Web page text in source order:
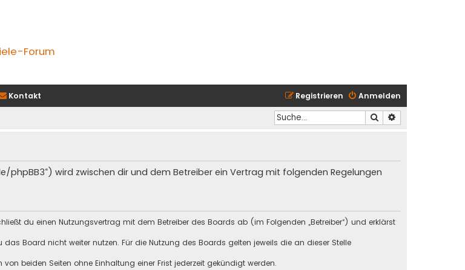
Forum
Kontakt Anmelden
Registrieren
Suche
wird zwischen dir und dem Betreiber ein Vertrag mit folgenden Regelungen
du einen Nutzungsvertrag mit dem Betreiber des Boards ab (im Folgenden „Betreiber“) und erklärst
Board nicht weiter nutzen. Für die Nutzung des Boards gelten jeweils die an dieser Stelle
beiden Seiten ohne Einhaltung einer Frist jederzeit gekündigt werden.